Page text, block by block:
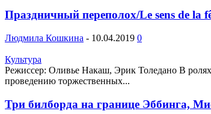
Праздничный переполох/Le sens de la
Людмила Кошкина - 10.04.2019 0
Культура
Режиссер: Оливье Накаш, Эрик Толедано В
проведению торжественных...
Три билборда на границе Эббинга,